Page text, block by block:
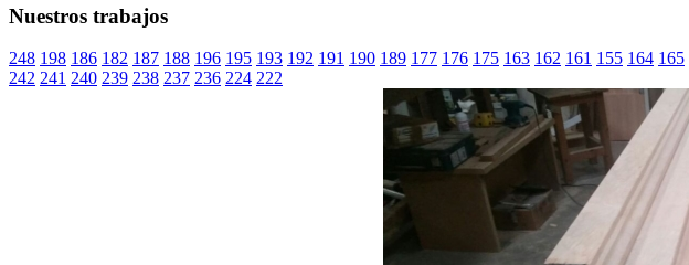
Nuestros trabajos
248 198 186 182 187 188 196 195 193 192 191 190 189 177 176 175 163 162 161 155 164 165
242 241 240 239 238 237 236 224 222